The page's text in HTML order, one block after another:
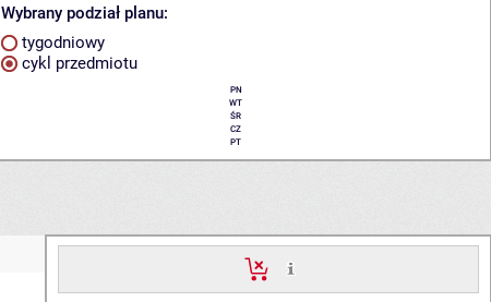
Wybrany podział planu:
tygodniowy
cykl przedmiotu
PN
WT
ŚR
CZ
PT